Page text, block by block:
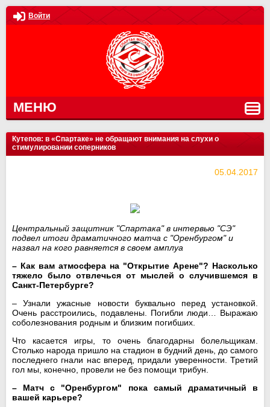
Войти
МЕНЮ
Кутепов: в «Спартаке» не обращают внимания на слухи о
стимулировании соперников
05.04.2017
Центральный защитник "Спартака" в интервью "СЭ"
подвел итоги драматичного матча с "Оренбургом" и
назвал на кого равняется в своем амплуа
– Как вам атмосфера на "Открытие Арене"? Насколько
тяжело было отвлечься от мыслей о случившемся в
Санкт-Петербурге?
– Узнали ужасные новости буквально перед установкой.
Очень расстроились, подавлены. Погибли люди… Выражаю
соболезнования родным и близким погибших.
Что касается игры, то очень благодарны болельщикам.
Столько народа пришло на стадион в будний день, до самого
последнего гнали нас вперед, придали уверенности. Третий
гол мы, конечно, провели не без помощи трибун.
– Матч с "Оренбургом" пока самый драматичный в
вашей карьере?